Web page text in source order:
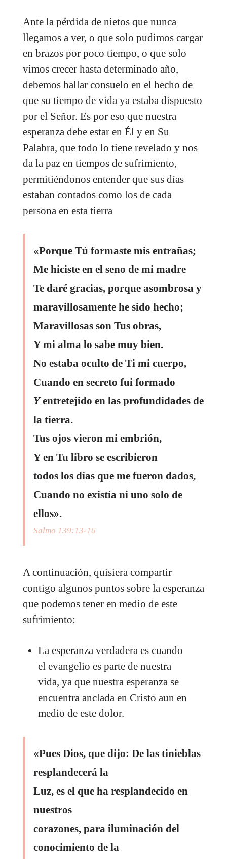
Ante la pérdida de nietos que nunca
llegamos a ver, o que solo pudimos cargar
en brazos por poco tiempo, o que solo
vimos crecer hasta determinado año,
debemos hallar consuelo en el hecho de
que su tiempo de vida ya estaba dispuesto
por el Señor. Es por eso que nuestra
esperanza debe estar en Él y en Su
Palabra, que todo lo tiene revelado y nos
da la paz en tiempos de sufrimiento,
permitiéndonos entender que sus días
estaban contados como los de cada
persona en esta tierra
«Porque Tú formaste mis entrañas;
Me hiciste en el seno de mi madre
Te daré gracias, porque asombrosa y
maravillosamente he sido hecho;
Maravillosas son Tus obras,
Y mi alma lo sabe muy bien.
No estaba oculto de Ti mi cuerpo,
Cuando en secreto fui formado
Yentretejido en las profundidades de
la tierra.
Tus ojos vieron mi embrión,
Y en Tu libro se escribieron
todos los días que me fueron dados,
Cuando no existía ni uno solo de
ellos».
Salmo 139:13-16
A continuación, quisiera compartir
contigo algunos puntos sobre la esperanza
que podemos tener en medio de este
sufrimiento:
La esperanza verdadera es cuando
el evangelio es parte de nuestra
vida, ya que nuestra esperanza se
encuentra anclada en Cristo aun en
medio de este dolor.
«Pues Dios, que dijo: De las tinieblas
resplandecerá la
Luz, es el que ha resplandecido en
nuestros
corazones, para iluminación del
conocimiento de la